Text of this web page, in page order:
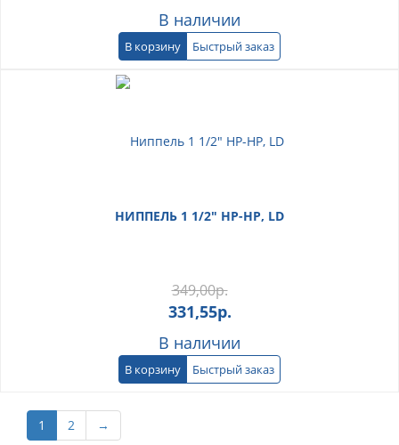
В наличии
В корзину Быстрый заказ
НИППЕЛЬ 1 1/2" НР-НР, LD
349,00р.
331,55р.
В наличии
В корзину Быстрый заказ
1 2 →